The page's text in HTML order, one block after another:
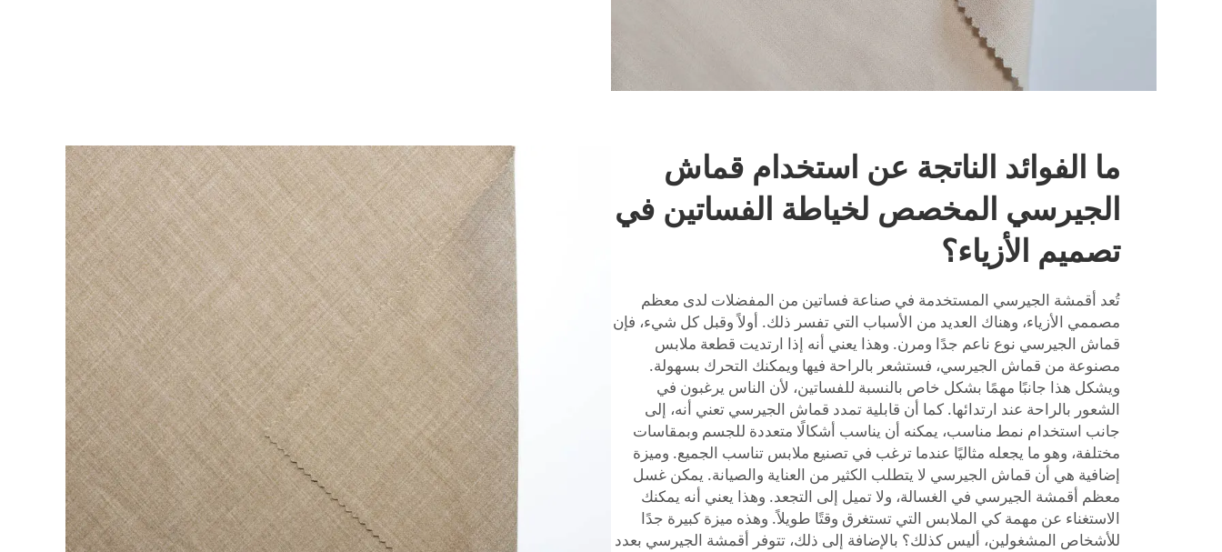
ما الفوائد الناتجة عن استخدام قماش
الجيرسي المخصص لخياطة الفساتين في
تصميم الأزياء؟
تُعد أقمشة الجيرسي المستخدمة في صناعة فساتين من المفضلات لدى معظم
مصممي الأزياء، وهناك العديد من الأسباب التي تفسر ذلك. أولاً وقبل كل شيء، فإن
قماش الجيرسي نوع ناعم جدًا ومرن. وهذا يعني أنه إذا ارتديت قطعة ملابس
مصنوعة من قماش الجيرسي، فستشعر بالراحة فيها ويمكنك التحرك بسهولة.
ويشكل هذا جانبًا مهمًا بشكل خاص بالنسبة للفساتين، لأن الناس يرغبون في
الشعور بالراحة عند ارتدائها. كما أن قابلية تمدد قماش الجيرسي تعني أنه، إلى
جانب استخدام نمط مناسب، يمكنه أن يناسب أشكالًا متعددة للجسم وبمقاسات
مختلفة، وهو ما يجعله مثاليًا عندما ترغب في تصنيع ملابس تناسب الجميع. وميزة
إضافية هي أن قماش الجيرسي لا يتطلب الكثير من العناية والصيانة. يمكن غسل
معظم أقمشة الجيرسي في الغسالة، ولا تميل إلى التجعد. وهذا يعني أنه يمكنك
الاستغناء عن مهمة كي الملابس التي تستغرق وقتًا طويلاً. وهذه ميزة كبيرة جدًا
للأشخاص المشغولين، أليس كذلك؟ بالإضافة إلى ذلك، تتوفر أقمشة الجيرسي بعدد